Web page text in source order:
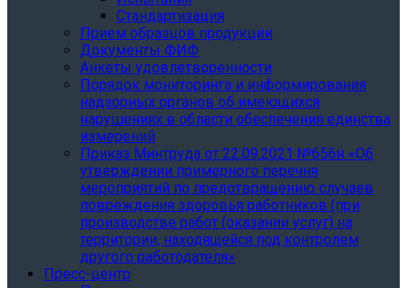
Стандартизация
Прием образцов продукции
Документы ФИФ
Анкеты удовлетворенности
Порядок мониторинга и информирования
надзорных органов об имеющихся
нарушениях в области обеспечения единства
измерений
Приказ Минтруда от 22.09.2021 №656н «Об
утверждении примерного перечня
мероприятий по предотвращению случаев
повреждения здоровья работников (при
производстве работ (оказании услуг) на
территории, находящейся под контролем
другого работодателя»
Пресс-центр